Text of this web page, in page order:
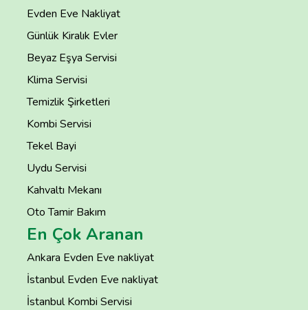
Evden Eve Nakliyat
Günlük Kiralık Evler
Beyaz Eşya Servisi
Klima Servisi
Temizlik Şirketleri
Kombi Servisi
Tekel Bayi
Uydu Servisi
Kahvaltı Mekanı
Oto Tamir Bakım
En Çok Aranan
Ankara Evden Eve nakliyat
İstanbul Evden Eve nakliyat
İstanbul Kombi Servisi